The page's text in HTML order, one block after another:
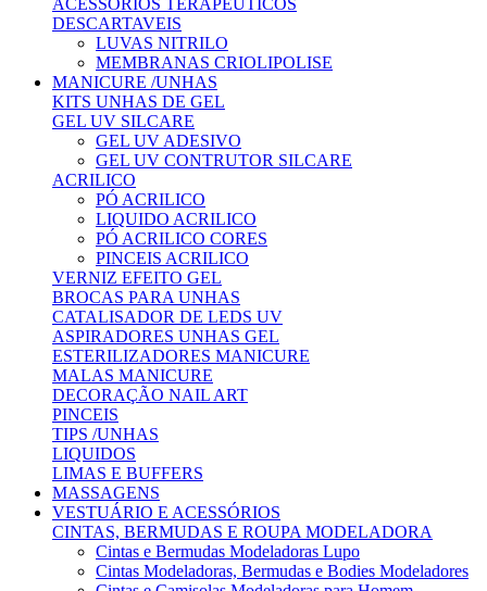
ACESSÓRIOS TERAPEUTICOS
DESCARTAVEIS
LUVAS NITRILO
MEMBRANAS CRIOLIPOLISE
MANICURE /UNHAS
KITS UNHAS DE GEL
GEL UV SILCARE
GEL UV ADESIVO
GEL UV CONTRUTOR SILCARE
ACRILICO
PÓ ACRILICO
LIQUIDO ACRILICO
PÓ ACRILICO CORES
PINCEIS ACRILICO
VERNIZ EFEITO GEL
BROCAS PARA UNHAS
CATALISADOR DE LEDS UV
ASPIRADORES UNHAS GEL
ESTERILIZADORES MANICURE
MALAS MANICURE
DECORAÇÃO NAIL ART
PINCEIS
TIPS /UNHAS
LIQUIDOS
LIMAS E BUFFERS
MASSAGENS
VESTUÁRIO E ACESSÓRIOS
CINTAS, BERMUDAS E ROUPA MODELADORA
Cintas e Bermudas Modeladoras Lupo
Cintas Modeladoras, Bermudas e Bodies Modeladores